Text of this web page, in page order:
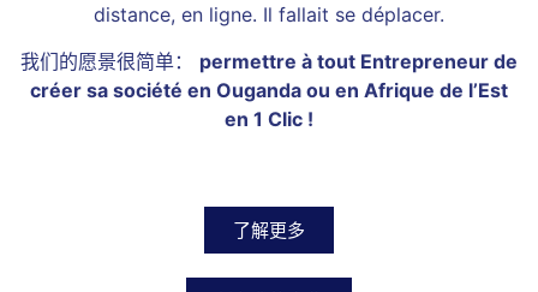
distance, en ligne. Il fallait se déplacer.
我们的愿景很简单： permettre à tout Entrepreneur de
créer sa société en Ouganda ou en Afrique de l’Est
en 1 Clic !
了解更多